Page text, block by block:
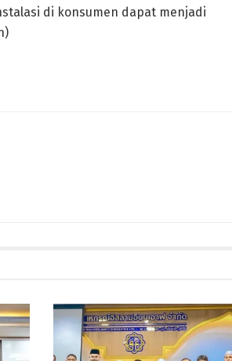
di konsumen dapat menjadi